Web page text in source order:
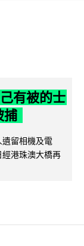
有被的士
捕
留相機及電
港珠澳大橋再